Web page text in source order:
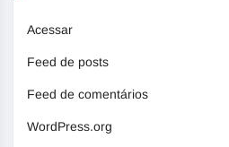
Acessar
Feed de posts
Feed de comentários
WordPress.org